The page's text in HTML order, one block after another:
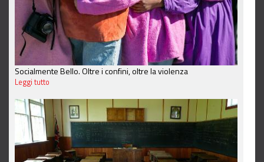
Socialmente Bello. Oltre i confini, oltre la violenza
Leggi tutto